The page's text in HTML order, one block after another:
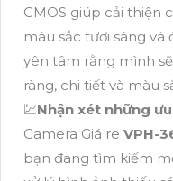
CMOS giúp cải thiện
màu sắc tươi sáng
yên tâm rằng mình
ràng, chi tiết và màu
💹Nhận xét những
Camera Giá re VPH-
bạn đang tìm kiếm